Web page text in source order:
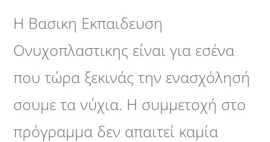
Η Βασικη Εκπαιδευση
Ονυχοπλαστικης είναι για εσένα
που τώρα ξεκινάς την ενασχόλησή
σουμε τα νύχια. Η συμμετοχή στο
πρόγραμμα δεν απαιτεί καμία